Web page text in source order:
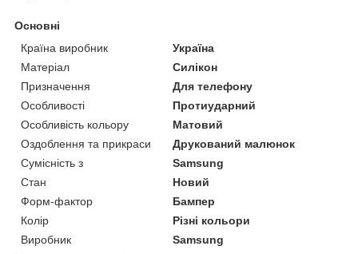
Основні
Країна виробник
Україна
Матеріал
Силікон
Призначення
Для телефону
Особливості
Протиударний
Особливість кольору
Матовий
Оздоблення та прикраси
Друкований малюнок
Сумісність з
Samsung
Стан
Новий
Форм-фактор
Бампер
Колір
Різні кольори
Виробник
Samsung